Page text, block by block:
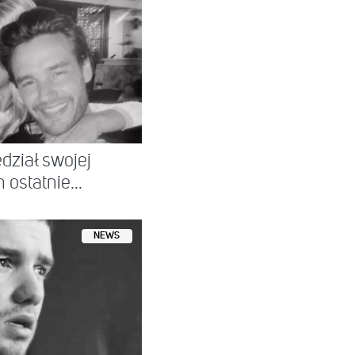
swojej
ostatnie...
NEWS